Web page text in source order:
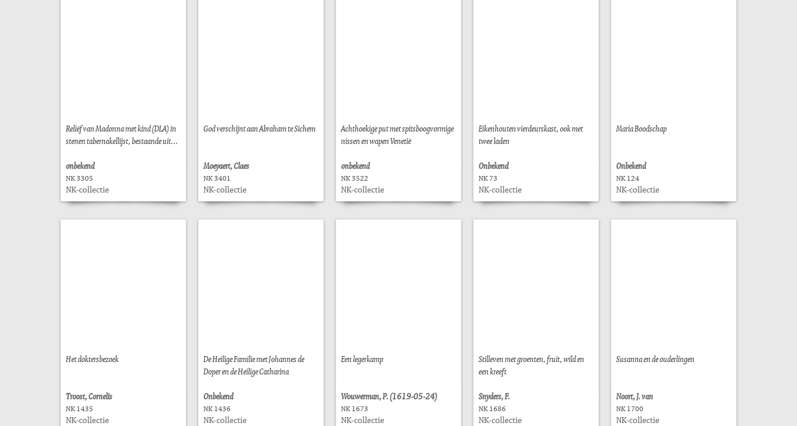
Reliëf van Madonna met kind (DLA) in
stenen tabernakellijst, bestaande uit...
onbekend
NK 3305
NK-collectie
God verschijnt aan Abraham te Sichem
Moeyaert, Claes
NK 3401
NK-collectie
Achthoekige put met spitsboogvormige
nissen en wapen Venetië
onbekend
NK 3522
NK-collectie
Eikenhouten vierdeurskast, ook met
twee laden
Onbekend
NK 73
NK-collectie
Maria Boodschap
Onbekend
NK 124
NK-collectie
Het doktersbezoek
Troost, Cornelis
NK 1435
NK-collectie
De Heilige Familie met Johannes de
Doper en de Heilige Catharina
Onbekend
NK 1436
NK-collectie
Een legerkamp
Wouwerman, P. (1619-05-24)
NK 1673
NK-collectie
Stilleven met groenten, fruit, wild en
een kreeft
Snyders, F.
NK 1686
NK-collectie
Susanna en de ouderlingen
Noort, J. van
NK 1700
NK-collectie